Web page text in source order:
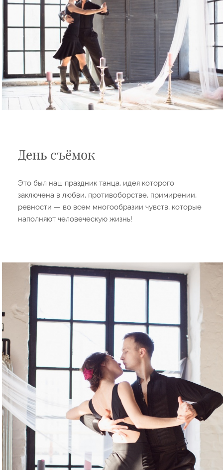
День съёмок
Это был наш праздник танца, идея которого
заключена в любви, противоборстве, примирении,
ревности — во всем многообразии чувств, которые
наполняют человеческую жизнь!